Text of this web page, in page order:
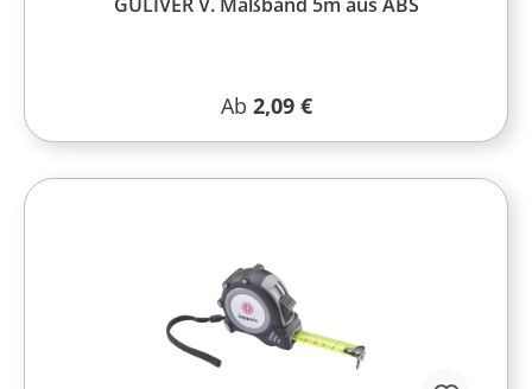
Regulärer Preis:
Ab 2,09 €